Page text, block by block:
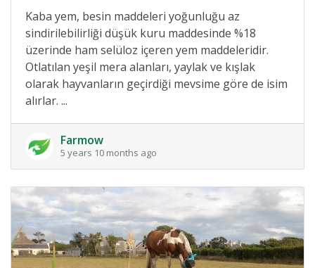
Kaba yem, besin maddeleri yoğunluğu az
sindirilebilirliği düşük kuru maddesinde %18
üzerinde ham selüloz içeren yem maddeleridir.
Otlatılan yeşil mera alanları, yaylak ve kışlak
olarak hayvanların geçirdiği mevsime göre de isim
alırlar. ...
Farmow
5 years 10 months ago